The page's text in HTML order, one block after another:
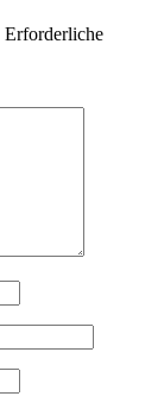
Erforderliche